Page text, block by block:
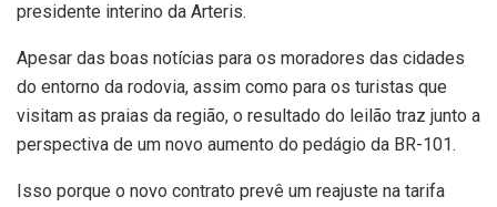
presidente interino da Arteris.
Apesar das boas notícias para os moradores das cidades
do entorno da rodovia, assim como para os turistas que
visitam as praias da região, o resultado do leilão traz junto a
perspectiva de um novo aumento do pedágio da BR-101.
Isso porque o novo contrato prevê um reajuste na tarifa